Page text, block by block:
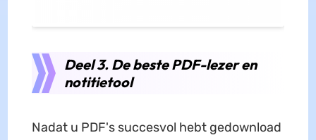
Deel 3. De beste PDF-lezer en
notitietool
Nadat u PDF's succesvol hebt gedownload